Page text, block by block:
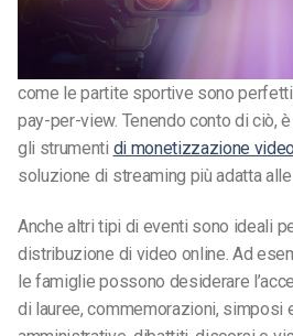
come le partite sportive sono
pay-per-view. Tenendo conto di ciò,
gli strumenti di monetizzazione video
soluzione di streaming più adatta
Anche altri tipi di eventi sono ideali
distribuzione di video online. Ad
le famiglie possono desiderare
di lauree, commemorazioni, simposi